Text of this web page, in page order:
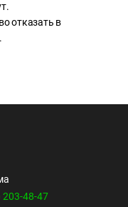
отказать в
203-48-47